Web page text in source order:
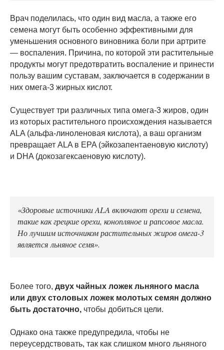
Врач поделилась, что один вид масла, а также его
семена могут быть особенно эффективными для
уменьшения основного виновника боли при артрите
— воспаления. Причина, по которой эти растительные
продукты могут предотвратить воспаление и принести
пользу вашим суставам, заключается в содержании в
них омега-3 жирных кислот.
Существует три различных типа омега-3 жиров, один
из которых растительного происхождения называется
ALA (альфа-линоленовая кислота), а ваш организм
превращает ALA в EPA (эйкозапентаеновую кислоту)
и DHA (докозагексаеновую кислоту).
«Здоровые источники ALA включают орехи и семена,
такие как грецкие орехи, конопляное и рапсовое масла.
Но лучшим источником растительных жиров омега-3
является льняное семя».
Более того, двух чайных ложек льняного масла
или двух столовых ложек молотых семян должно
быть достаточно, чтобы добиться цели.
Однако она также предупредила, чтобы не
переусердствовать, так как слишком много льняного